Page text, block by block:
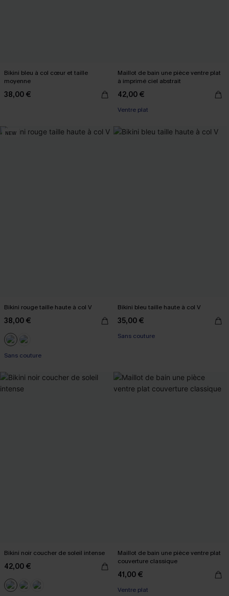
Bikini bleu à col cœur et taille
moyenne
38,00 €
Maillot de bain une pièce ventre plat
à imprimé ciel abstrait
42,00 €
Ventre plat
NEW
Bikini rouge taille haute à col V
38,00 €
Sans couture
Bikini bleu taille haute à col V
35,00 €
Sans couture
Bikini noir coucher de soleil intense
42,00 €
Maillot de bain une pièce ventre plat
couverture classique
41,00 €
Ventre plat